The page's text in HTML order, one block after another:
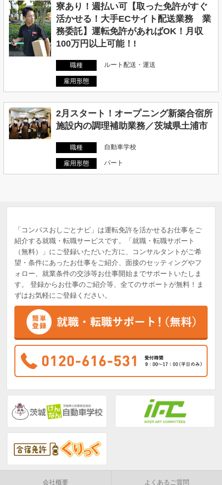
寮あり！週払い可【取った免許がすぐ
活かせる！大手ECサイト配送業務 業
務委託】運転免許があればOK！月収
100万円以上可能！!
職種 ルート配送・運送
雇用形態
2月スタート！オープニング新築合宿所
施設内の調理補助業務／茨城県土浦市
職種 自動車学校
雇用形態 パート
「コンパスおしごとナビ」は運転免許を活かせるお仕事をご
紹介する就職・転職サービスです。「就職・転職サポート
（無料）」にご登録いただいた方に、コンサルタントがご希
望・条件にあったお仕事をご紹介、面接のセッティングやフ
ォロー、就業条件の交渉等お仕事開始までサポートいたしま
す。 登録からお仕事のご紹介等、全てのサポートが無料！ま
ずはお気軽にご登録ください。
会社概要 よくあるご質問